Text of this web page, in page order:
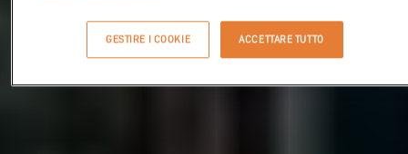
GESTIRE I COOKIE ACCETTARE TUTTO